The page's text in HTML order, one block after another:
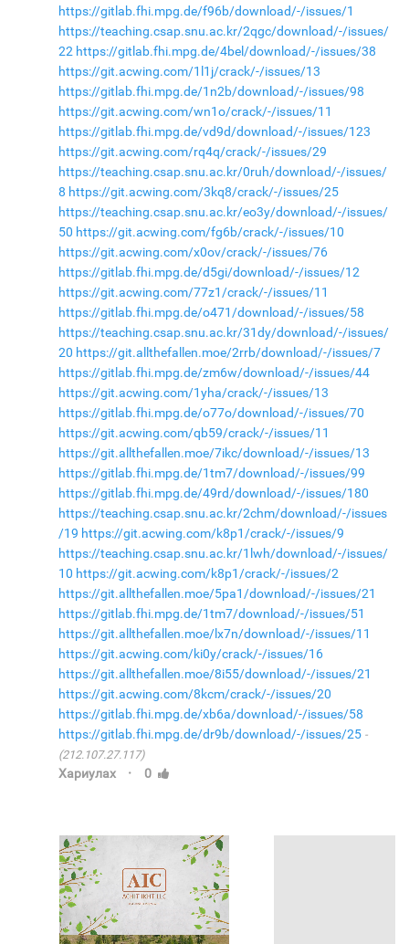
https://gitlab.fhi.mpg.de/f96b/download/-/issues/1
https://teaching.csap.snu.ac.kr/2qgc/download/-/issues/
22 https://gitlab.fhi.mpg.de/4bel/download/-/issues/38
https://git.acwing.com/1l1j/crack/-/issues/13
https://gitlab.fhi.mpg.de/1n2b/download/-/issues/98
https://git.acwing.com/wn1o/crack/-/issues/11
https://gitlab.fhi.mpg.de/vd9d/download/-/issues/123
https://git.acwing.com/rq4q/crack/-/issues/29
https://teaching.csap.snu.ac.kr/0ruh/download/-/issues/
8 https://git.acwing.com/3kq8/crack/-/issues/25
https://teaching.csap.snu.ac.kr/eo3y/download/-/issues/
50 https://git.acwing.com/fg6b/crack/-/issues/10
https://git.acwing.com/x0ov/crack/-/issues/76
https://gitlab.fhi.mpg.de/d5gi/download/-/issues/12
https://git.acwing.com/77z1/crack/-/issues/11
https://gitlab.fhi.mpg.de/o471/download/-/issues/58
https://teaching.csap.snu.ac.kr/31dy/download/-/issues/
20 https://git.allthefallen.moe/2rrb/download/-/issues/7
https://gitlab.fhi.mpg.de/zm6w/download/-/issues/44
https://git.acwing.com/1yha/crack/-/issues/13
https://gitlab.fhi.mpg.de/o77o/download/-/issues/70
https://git.acwing.com/qb59/crack/-/issues/11
https://git.allthefallen.moe/7ikc/download/-/issues/13
https://gitlab.fhi.mpg.de/1tm7/download/-/issues/99
https://gitlab.fhi.mpg.de/49rd/download/-/issues/180
https://teaching.csap.snu.ac.kr/2chm/download/-/issues
/19 https://git.acwing.com/k8p1/crack/-/issues/9
https://teaching.csap.snu.ac.kr/1lwh/download/-/issues/
10 https://git.acwing.com/k8p1/crack/-/issues/2
https://git.allthefallen.moe/5pa1/download/-/issues/21
https://gitlab.fhi.mpg.de/1tm7/download/-/issues/51
https://git.allthefallen.moe/lx7n/download/-/issues/11
https://git.acwing.com/ki0y/crack/-/issues/16
https://git.allthefallen.moe/8i55/download/-/issues/21
https://git.acwing.com/8kcm/crack/-/issues/20
https://gitlab.fhi.mpg.de/xb6a/download/-/issues/58
https://gitlab.fhi.mpg.de/dr9b/download/-/issues/25
(212.107.27.117)
Хариулах · 0